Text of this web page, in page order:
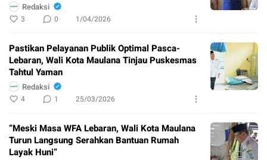
Redaksi
3 0 1/04/2026
Pastikan Pelayanan Publik Optimal Pasca-
Lebaran, Wali Kota Maulana Tinjau Puskesmas
Tahtul Yaman
Redaksi
4 1 25/03/2026
​”Meski Masa WFA Lebaran, Wali Kota Maulana
Turun Langsung Serahkan Bantuan Rumah
Layak Huni”